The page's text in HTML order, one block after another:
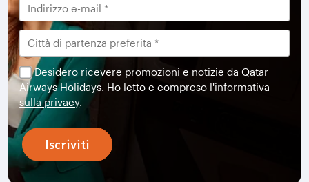
Desidero ricevere promozioni e notizie da Qatar
Airways Holidays. Ho letto e compreso l'informativa
sulla privacy.
Iscriviti